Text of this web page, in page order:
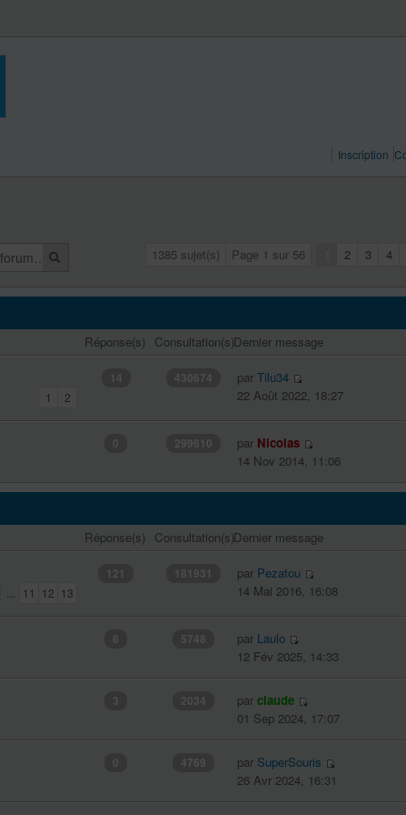
Inscription
1385 sujet(s) Page 1 sur 56 2 3 4
Réponse(s) Consultation(s)Dernier message
1 2
14 430674 parTilu34
22 Août 2022, 18:27
0 299610 par Nicolas
14 Nov 2014, 11:06
Réponse(s) Consultation(s)Dernier message
11 12 13
121 181931 par Pezatou
14 Mai 2016, 16:08
6 5748 par Laulo
12 Fév 2025, 14:33
3 2034 parclaude
01 Sep 2024, 17:07
0 4769 par SuperSouris
26 Avr 2024, 16:31